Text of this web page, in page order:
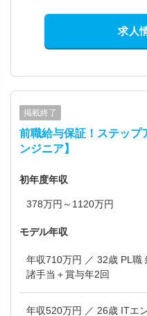
求人
掲載終了
前職給与保証！ステッ
ンジニア】
初年度年収
378万円～1120万円
モデル年収
年収710万円 ／ 32歳 PL職 経験6年 ／ 月給50万8000円＋
諸手当＋賞与年2回
年収520万円 ／ 26歳 ITエンジニア職 経験3年 ／ 月給35万